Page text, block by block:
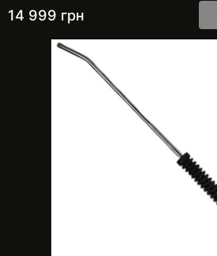
14 999 грн